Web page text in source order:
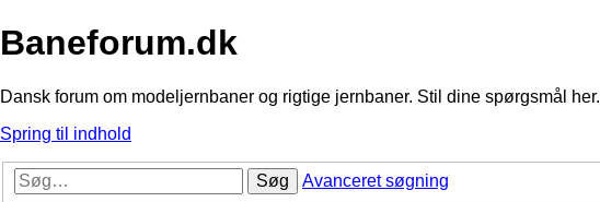
Baneforum.dk
Dansk forum om modeljernbaner og rigtige jernbaner. Stil dine spørgsmål her.
Spring til indhold
Søg Avanceret søgning